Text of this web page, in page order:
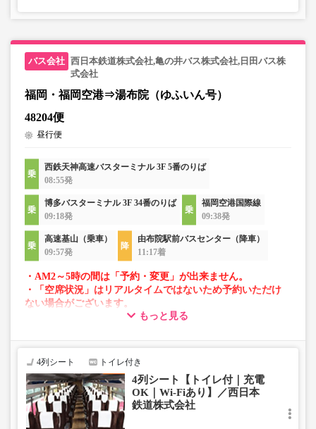
西日本鉄道株式会社,亀の井バス株式会社,日田バス株
式会社
福岡・福岡空港⇒湯布院（ゆふいん号）
48204便
昼行便
西鉄天神高速バスターミナル 3F 5番のりば
08:55発
博多バスターミナル 3F 34番のりば
09:18発
福岡空港国際線
09:38発
高速基山（乗車）
09:57発
由布院駅前バスセンター（降車）
11:17着
・AM2～5時の間は「予約・変更」が出来ません。
・「空席状況」はリアルタイムではないため予約いただけ
ない場合がございます。
・車両は予告なく変更となる場合がございます。これに伴
で、あらかじめご了承ください。
もっと見る
4列シート トイレ付き
4列シート【トイレ付｜充電
OK｜Wi-Fiあり】／西日本
鉄道株式会社